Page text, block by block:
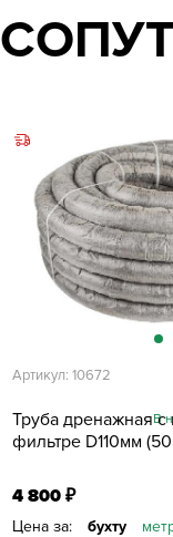
Труба дренажная
фильтре D110мм
Артикул: 10672
В
4 800 ₽
Цена за: бухту